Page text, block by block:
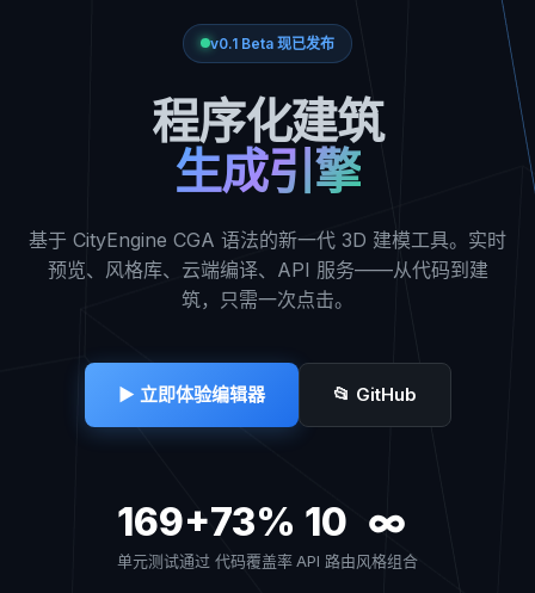
v0.1 Beta 现已发布
程序化建筑
生成引擎
基于 CityEngine CGA 语法的新一代 3D 建模工具。实时
预览、风格库、云端编译、API 服务——从代码到建
筑，只需一次点击。
▶ 立即体验编辑器 📂 GitHub
169+
单元测试通过
73%
代码覆盖率
10
API 路由
∞
风格组合